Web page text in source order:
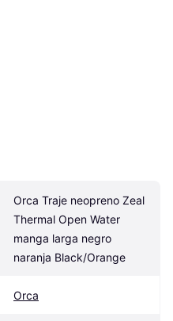
Orca Traje neopreno Zeal
Thermal Open Water
manga larga negro
naranja Black/Orange
Orca